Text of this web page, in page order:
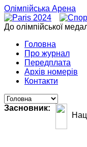
Олімпійська Арена
До олімпійської
Головна
Про журнал
Передплата
Архів номерів
Контакти
Засновник: